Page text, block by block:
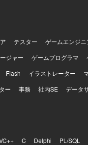
テスター ゲームエンジニ
ジャー
ゲームプログラマ
Flash
イラストレーター
ー
事務 社内SE データ
C Delphi PL/SQL